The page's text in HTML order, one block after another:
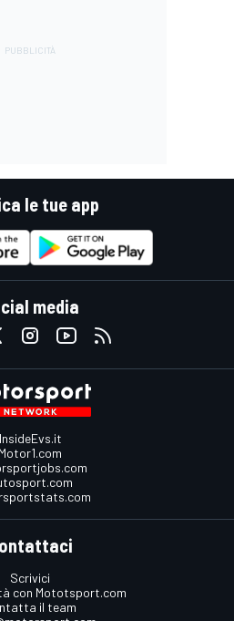
le tue app
media
InsideEvs.it
Motor1.com
Scrivici
con Mototsport.com
il team